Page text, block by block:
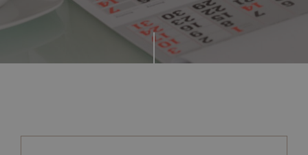
Top 5 bestsellers
WAKACJE nad morzem - Wyspa Skarbów - Pełne